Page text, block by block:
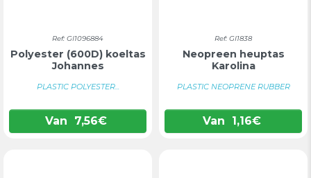
Ref: GI1096884
Polyester (600D) koeltas
Johannes
PLASTIC POLYESTER...
Van 7,56€
Ref: GI1838
Neopreen heuptas
Karolina
PLASTIC NEOPRENE RUBBER
Van 1,16€